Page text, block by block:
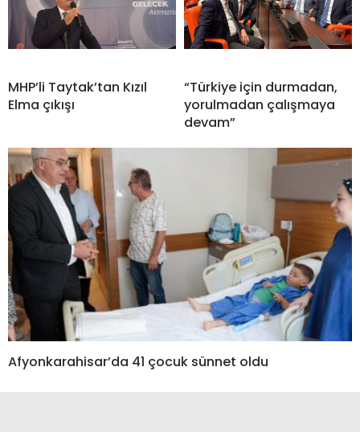
MHP’li Taytak’tan Kızıl
Elma çıkışı
“Türkiye için durmadan,
yorulmadan çalışmaya
devam”
Afyonkarahisar’da 41 çocuk sünnet oldu